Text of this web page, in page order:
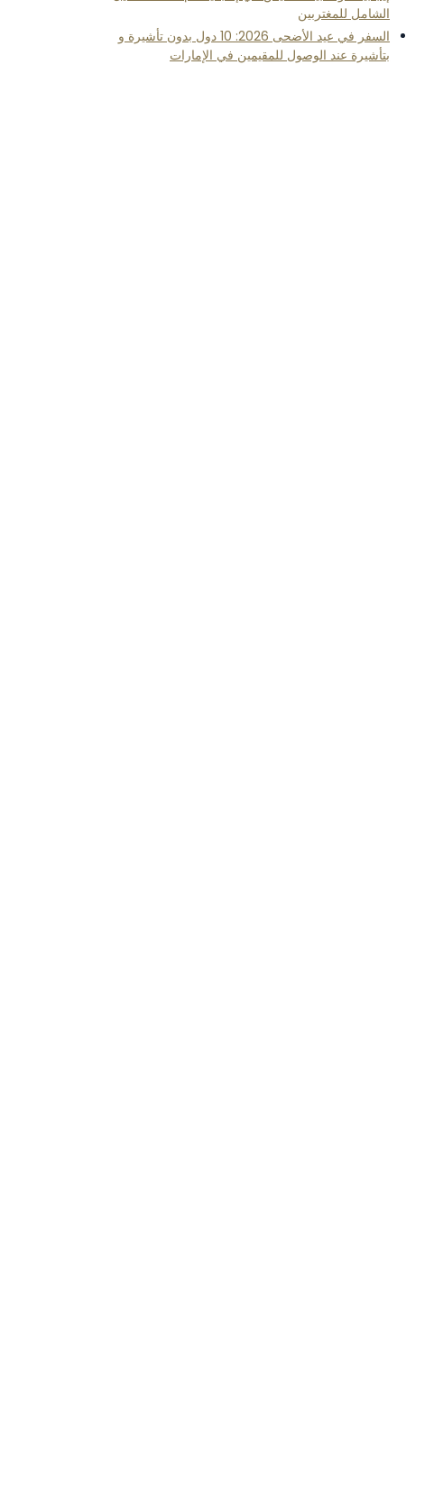
الشامل للمغتربين
السفر في عيد الأضحى 2026: 10 دول بدون تأشيرة و
بتأشيرة عند الوصول للمقيمين في الإمارات